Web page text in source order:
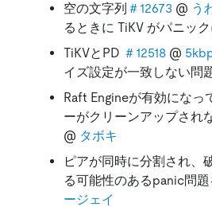
空の文字列 ＃12673 @ う
るときに TiKV がパニッ
TiKVとPD ＃12518 @
イズ設定が一致しない問
Raft Engineが有効になっ
ーがクリーンアップされ
@ タボキ
ピアが同時に分割され、
る可能性のあるpanic問
ージェイ